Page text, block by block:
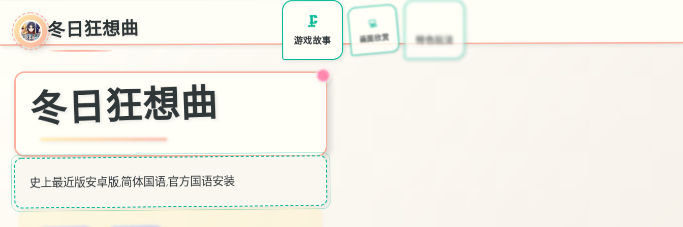
冬日狂想曲 🗜️
游戏故事
💻
画面欣赏 特色玩法 开始游戏
冬日狂想曲
史上最近版安卓版,简体国语,官方国语安装